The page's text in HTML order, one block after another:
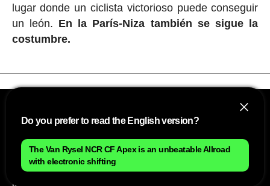
lugar donde un ciclista victorioso puede conseguir
un león. En la París-Niza también se sigue la
costumbre.
Do you prefer to read the English version?
The Van Rysel NCR CF Apex is an unbeatable Allroad
with electronic shifting